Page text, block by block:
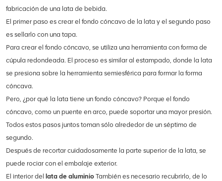
fabricación de una lata de bebida.
El primer paso es crear el fondo cóncavo de la lata y el segundo paso
es sellarlo con una tapa.
Para crear el fondo cóncavo, se utiliza una herramienta con forma de
cúpula redondeada. El proceso es similar al estampado, donde la lata
se presiona sobre la herramienta semiesférica para formar la forma
cóncava.
Pero, ¿por qué la lata tiene un fondo cóncavo? Porque el fondo
cóncavo, como un puente en arco, puede soportar una mayor presión.
Todos estos pasos juntos toman sólo alrededor de un séptimo de
segundo.
Después de recortar cuidadosamente la parte superior de la lata, se
puede rociar con el embalaje exterior.
El interior del
lata de aluminio También es necesario recubrirlo, de lo